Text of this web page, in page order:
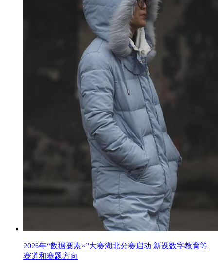
2026年“数据要素×”大赛湖北分赛启动 新设数字教育等
赛道和赛题方向